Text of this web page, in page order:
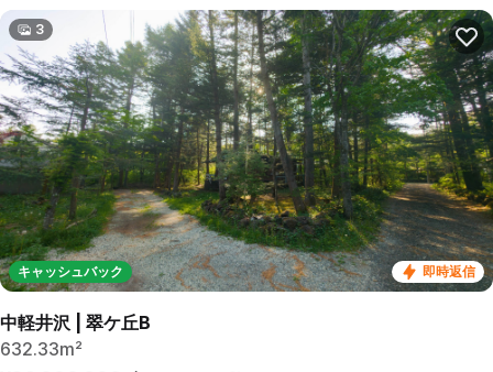
即時返信
キャッシュバック
3
中軽井沢 | 翠ケ丘B
632.33m²